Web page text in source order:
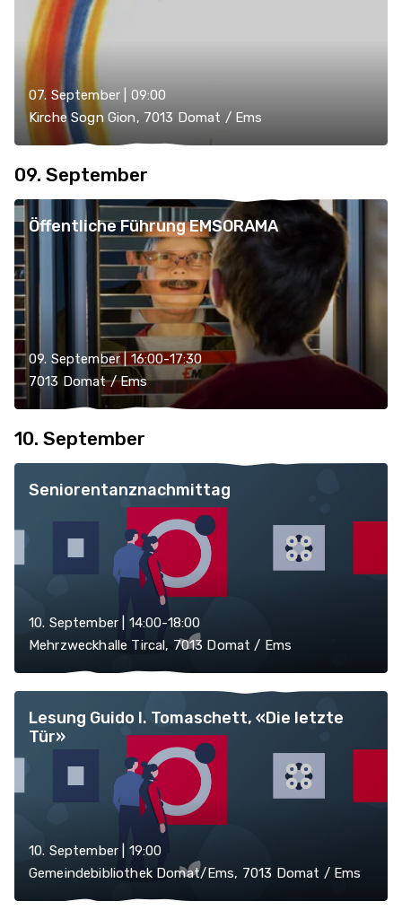
07. September | 09:00
Kirche Sogn Gion, 7013 Domat / Ems
09. September
Öffentliche Führung EMSORAMA
09. September | 16:00-17:30
7013 Domat / Ems
10. September
Seniorentanznachmittag
10. September | 14:00-18:00
Mehrzweckhalle Tircal, 7013 Domat / Ems
Lesung Guido I. Tomaschett, «Die letzte
Tür»
10. September | 19:00
Gemeindebibliothek Domat/Ems, 7013 Domat / Ems